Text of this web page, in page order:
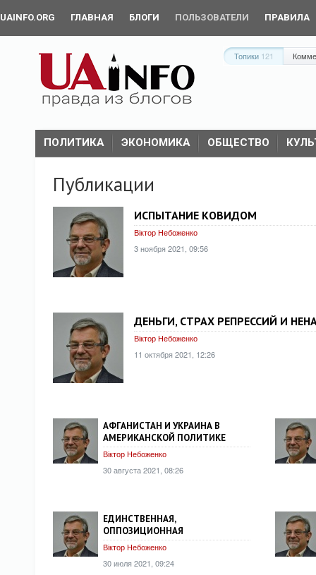
UAINFO.ORG ГЛАВНАЯ БЛОГИ ПОЛЬЗОВАТЕЛИ ПРАВИЛА
Топики 121
ПОЛИТИКА ЭКОНОМИКА ОБЩЕСТВО
Публикации
ИСПЫТАНИЕ КОВИДОМ
Віктор Небоженко
3 ноября 2021, 09:56
ДЕНЬГИ, СТРАХ РЕПРЕССИЙ И
Віктор Небоженко
11 октября 2021, 12:26
АФГАНИСТАН И УКРАИНА В
АМЕРИКАНСКОЙ ПОЛИТИКЕ
Віктор Небоженко
30 августа 2021, 08:26
ЕДИНСТВЕННАЯ,
ОППОЗИЦИОННАЯ
Віктор Небоженко
30 июля 2021, 09:24